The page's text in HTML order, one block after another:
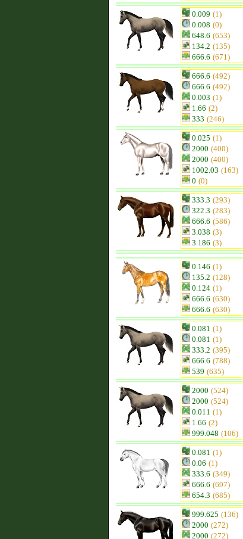
0.009 (1)
0.008 (0)
648.6 (653)
134.2 (135)
666.6 (671)
666.6 (492)
666.6 (492)
0.003 (1)
1.66 (2)
333 (246)
0.025 (1)
2000 (400)
2000 (400)
1002.03 (163)
0 (0)
333.3 (293)
322.3 (283)
666.6 (586)
3.038 (3)
3.186 (3)
0.146 (1)
135.2 (128)
0.124 (1)
666.6 (630)
666.6 (630)
0.081 (1)
0.081 (1)
333.2 (395)
666.6 (788)
539 (635)
2000 (524)
2000 (524)
0.011 (1)
1.66 (2)
999.048 (106)
0.081 (1)
0.06 (1)
333.6 (349)
666.6 (697)
654.3 (685)
999.625 (136)
2000 (272)
2000 (272)